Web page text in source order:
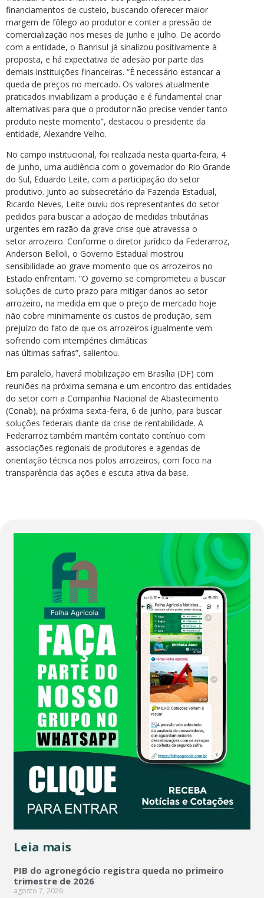
financiamentos de custeio, buscando oferecer maior
margem de fôlego ao produtor e conter a pressão de
comercialização nos meses de junho e julho. De acordo
com a entidade, o Banrisul já sinalizou positivamente à
proposta, e há expectativa de adesão por parte das
demais instituições financeiras. “É necessário estancar a
queda de preços no mercado. Os valores atualmente
praticados inviabilizam a produção e é fundamental criar
alternativas para que o produtor não precise vender tanto
produto neste momento”, destacou o presidente da
entidade, Alexandre Velho.
No campo institucional, foi realizada nesta quarta-feira, 4
de junho, uma audiência com o governador do Rio Grande
do Sul, Eduardo Leite, com a participação do setor
produtivo. Junto ao subsecretário da Fazenda Estadual,
Ricardo Neves, Leite ouviu dos representantes do setor
pedidos para buscar a adoção de medidas tributárias
urgentes em razão da grave crise que atravessa o
setor arrozeiro. Conforme o diretor jurídico da Federarroz,
Anderson Belloli, o Governo Estadual mostrou
sensibilidade ao grave momento que os arrozeiros no
Estado enfrentam. “O governo se comprometeu a buscar
soluções de curto prazo para mitigar danos ao setor
arrozeiro, na medida em que o preço de mercado hoje
não cobre minimamente os custos de produção, sem
prejuízo do fato de que os arrozeiros igualmente vem
sofrendo com intempéries climáticas
nas últimas safras”, salientou.
Em paralelo, haverá mobilização em Brasília (DF) com
reuniões na próxima semana e um encontro das entidades
do setor com a Companhia Nacional de Abastecimento
(Conab), na próxima sexta-feira, 6 de junho, para buscar
soluções federais diante da crise de rentabilidade. A
Federarroz também mantém contato contínuo com
associações regionais de produtores e agendas de
orientação técnica nos polos arrozeiros, com foco na
transparência das ações e escuta ativa da base.
Leia mais
PIB do agronegócio registra queda no primeiro
trimestre de 2026
agosto 7, 2026